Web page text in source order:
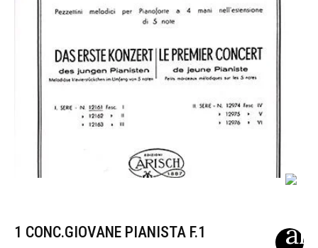
1 CONC.GIOVANE PIANISTA F.1